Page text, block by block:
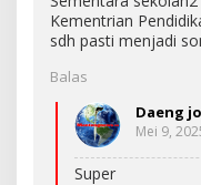
Kementrian
sdh pasti menjadi
Balas
Daeng
Mei 9,
Super